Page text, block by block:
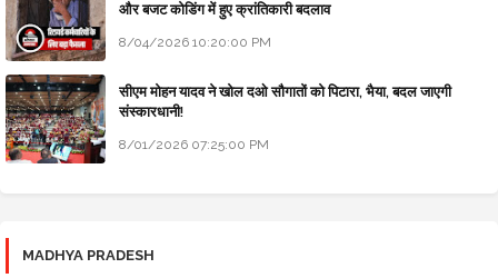
और बजट कोडिंग में हुए क्रांतिकारी बदलाव
8/04/2026 10:20:00 PM
सीएम मोहन यादव ने खोल दओ सौगातों को पिटारा, भैया, बदल जाएगी
संस्कारधानी!
8/01/2026 07:25:00 PM
MADHYA PRADESH